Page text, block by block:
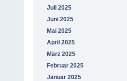
Juli 2025
Juni 2025
Mai 2025
April 2025
März 2025
Februar 2025
Januar 2025